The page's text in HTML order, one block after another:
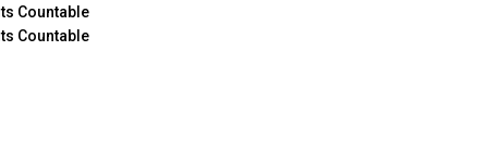
Countable
Countable